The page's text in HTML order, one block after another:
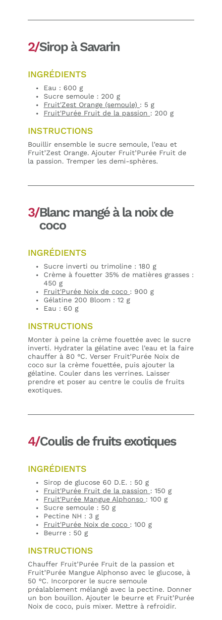
2/Sirop à Savarin
INGRÉDIENTS
Eau : 600 g
Sucre semoule : 200 g
Fruit'Zest Orange (semoule) : 5 g
Fruit'Purée Fruit de la passion : 200 g
INSTRUCTIONS
Bouillir ensemble le sucre semoule, l’eau et
Fruit’Zest Orange. Ajouter Fruit’Purée Fruit de
la passion. Tremper les demi-sphères.
3/Blanc mangé à la noix de
coco
INGRÉDIENTS
Sucre inverti ou trimoline : 180 g
Crème à fouetter 35% de matières grasses :
450 g
Fruit'Purée Noix de coco : 900 g
Gélatine 200 Bloom : 12 g
Eau : 60 g
INSTRUCTIONS
Monter à peine la crème fouettée avec le sucre
inverti. Hydrater la gélatine avec l’eau et la faire
chauffer à 80 °C. Verser Fruit’Purée Noix de
coco sur la crème fouettée, puis ajouter la
gélatine. Couler dans les verrines. Laisser
prendre et poser au centre le coulis de fruits
exotiques.
4/Coulis de fruits exotiques
INGRÉDIENTS
Sirop de glucose 60 D.E. : 50 g
Fruit'Purée Fruit de la passion : 150 g
Fruit'Purée Mangue Alphonso : 100 g
Sucre semoule : 50 g
Pectine NH : 3 g
Fruit'Purée Noix de coco : 100 g
Beurre : 50 g
INSTRUCTIONS
Chauffer Fruit’Purée Fruit de la passion et
Fruit’Purée Mangue Alphonso avec le glucose, à
50 °C. Incorporer le sucre semoule
préalablement mélangé avec la pectine. Donner
un bon bouillon. Ajouter le beurre et Fruit’Purée
Noix de coco, puis mixer. Mettre à refroidir.